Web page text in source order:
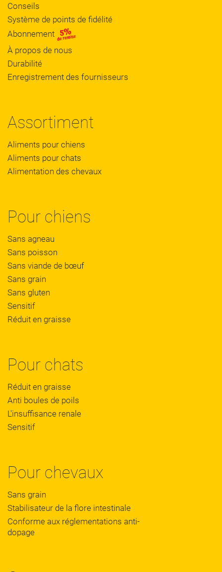
Conseils
Système de points de fidélité
Abonnement
À propos de nous
Durabilité
Enregistrement des fournisseurs
Assortiment
Aliments pour chiens
Aliments pour chats
Alimentation des chevaux
Pour chiens
Sans agneau
Sans poisson
Sans viande de bœuf
Sans grain
Sans gluten
Sensitif
Réduit en graisse
Pour chats
Réduit en graisse
Anti boules de poils
L'insuffisance renale
Sensitif
Pour chevaux
Sans grain
Stabilisateur de la flore intestinale
Conforme aux réglementations anti-
dopage